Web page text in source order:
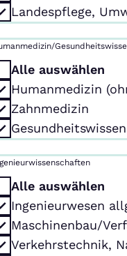
Landespflege,
Alle auswählen
Humanmedizin
Zahnmedizin
Alle auswählen
Ingenieurwesen
Maschinenbau/
Verkehrstechnik,